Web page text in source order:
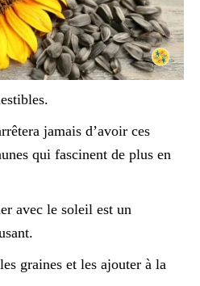
jamais d’avoir ces
qui fascinent de plus en
avec le soleil est un
graines et les ajouter à la